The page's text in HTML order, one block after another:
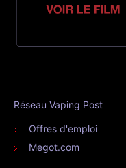
Réseau Vaping Post
Offres d'emploi
Megot.com